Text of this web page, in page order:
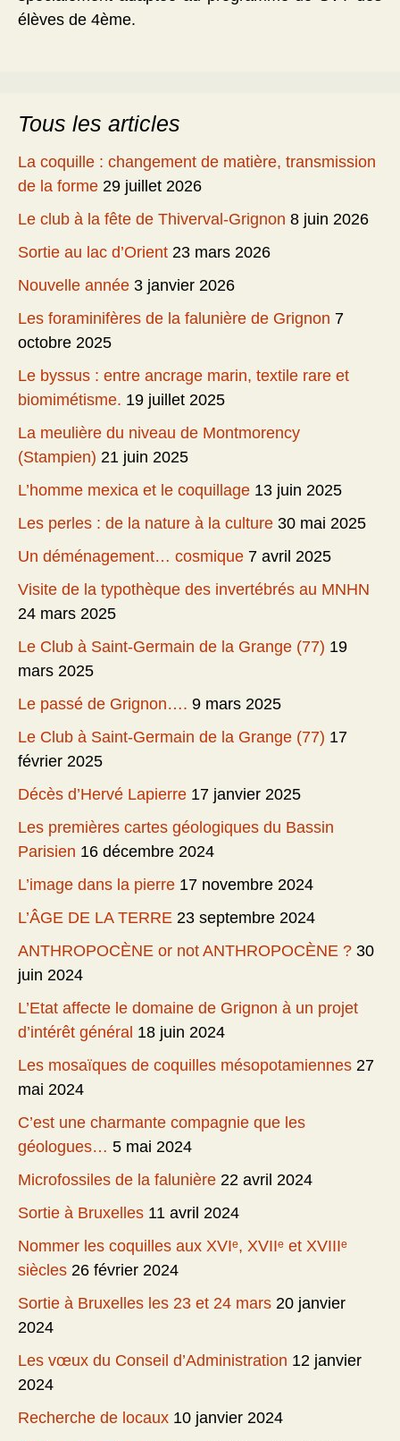
élèves de 4ème.
Tous les articles
La coquille : changement de matière, transmission
de la forme 29 juillet 2026
Le club à la fête de Thiverval-Grignon 8 juin 2026
Sortie au lac d’Orient 23 mars 2026
Nouvelle année 3 janvier 2026
Les foraminifères de la falunière de Grignon 7
octobre 2025
Le byssus : entre ancrage marin, textile rare et
biomimétisme. 19 juillet 2025
La meulière du niveau de Montmorency
(Stampien) 21 juin 2025
L’homme mexica et le coquillage 13 juin 2025
Les perles : de la nature à la culture 30 mai 2025
Un déménagement… cosmique 7 avril 2025
Visite de la typothèque des invertébrés au MNHN
24 mars 2025
Le Club à Saint-Germain de la Grange (77) 19
mars 2025
Le passé de Grignon…. 9 mars 2025
Le Club à Saint-Germain de la Grange (77) 17
février 2025
Décès d’Hervé Lapierre 17 janvier 2025
Les premières cartes géologiques du Bassin
Parisien 16 décembre 2024
L’image dans la pierre 17 novembre 2024
L’ÂGE DE LA TERRE 23 septembre 2024
ANTHROPOCÈNE or not ANTHROPOCÈNE ? 30
juin 2024
L’Etat affecte le domaine de Grignon à un projet
d’intérêt général 18 juin 2024
Les mosaïques de coquilles mésopotamiennes 27
mai 2024
C’est une charmante compagnie que les
géologues… 5 mai 2024
Microfossiles de la falunière 22 avril 2024
Sortie à Bruxelles 11 avril 2024
Nommer les coquilles aux XVIᵉ, XVIIᵉ et XVIIIᵉ
siècles 26 février 2024
Sortie à Bruxelles les 23 et 24 mars 20 janvier
2024
Les vœux du Conseil d’Administration 12 janvier
2024
Recherche de locaux 10 janvier 2024